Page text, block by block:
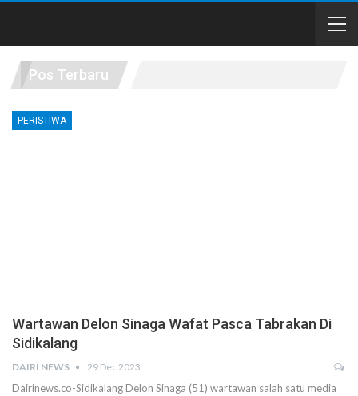
Pos Terbaru
PERISTIWA
Wartawan Delon Sinaga Wafat Pasca Tabrakan Di
Sidikalang
DAIRI NEWS 29 Dec 2023
Dairinews.co-Sidikalang Delon Sinaga (51) wartawan salah satu media